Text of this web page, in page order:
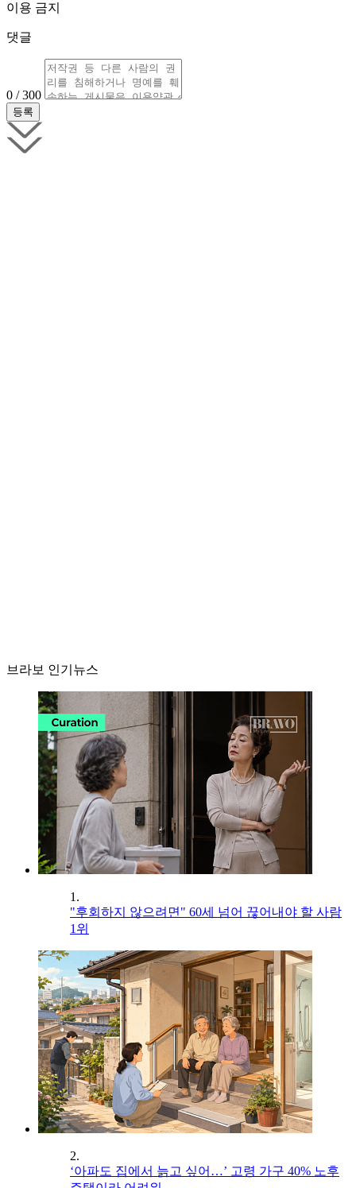
이용 금지
댓글
0 / 300
브라보 인기뉴스
1.
"후회하지 않으려면" 60세 넘어 끊어내야 할 사람
1위
2.
‘아파도 집에서 늙고 싶어…’ 고령 가구 40% 노후